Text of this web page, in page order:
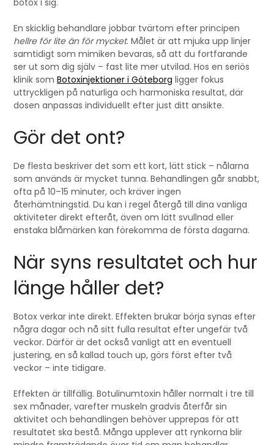
botox i sig.
En skicklig behandlare jobbar tvärtom efter principen
hellre för lite än för mycket. Målet är att mjuka upp linjer
samtidigt som mimiken bevaras, så att du fortfarande
ser ut som dig själv – fast lite mer utvilad. Hos en seriös
klinik somBotoxinjektioner i Göteborg ligger fokus
uttryckligen på naturliga och harmoniska resultat, där
dosen anpassas individuellt efter just ditt ansikte.
Gör det ont?
De flesta beskriver det som ett kort, lätt stick – nålarna
som används är mycket tunna. Behandlingen går snabbt,
ofta på 10–15 minuter, och kräver ingen
återhämtningstid. Du kan i regel återgå till dina vanliga
aktiviteter direkt efteråt, även om lätt svullnad eller
enstaka blåmärken kan förekomma de första dagarna.
När syns resultatet och hur
länge håller det?
Botox verkar inte direkt. Effekten brukar börja synas efter
några dagar och nå sitt fulla resultat efter ungefär två
veckor. Därför är det också vanligt att en eventuell
justering, en så kallad touch up, görs först efter två
veckor – inte tidigare.
Effekten är tillfällig. Botulinumtoxin håller normalt i tre till
sex månader, varefter muskeln gradvis återfår sin
aktivitet och behandlingen behöver upprepas för att
resultatet ska bestå. Många upplever att rynkorna blir